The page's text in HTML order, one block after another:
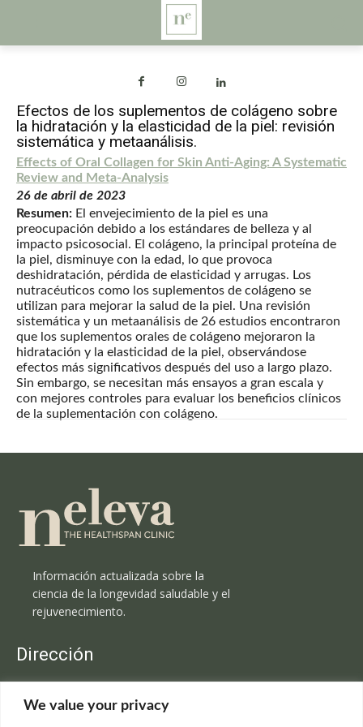
We value your privacy
Efectos de los suplementos de colágeno sobre
la hidratación y la elasticidad de la piel: revisión
sistemática y metaanálisis.
Effects of Oral Collagen for Skin Anti-Aging: A Systematic
Review and Meta-Analysis
26 de abril de 2023
Resumen: El envejecimiento de la piel es una
preocupación debido a los estándares de belleza y al
impacto psicosocial. El colágeno, la principal proteína de
la piel, disminuye con la edad, lo que provoca
deshidratación, pérdida de elasticidad y arrugas. Los
nutracéuticos como los suplementos de colágeno se
utilizan para mejorar la salud de la piel. Una revisión
sistemática y un metaanálisis de 26 estudios encontraron
que los suplementos orales de colágeno mejoraron la
hidratación y la elasticidad de la piel, observándose
efectos más significativos después del uso a largo plazo.
Sin embargo, se necesitan más ensayos a gran escala y
con mejores controles para evaluar los beneficios clínicos
de la suplementación con colágeno.
Información actualizada sobre la
ciencia de la longevidad saludable y el
rejuvenecimiento.
Dirección
C/Claudio Coello, 19 - 1º